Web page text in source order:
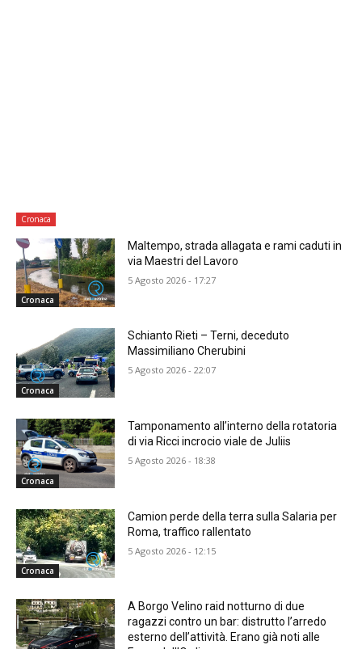
Cronaca
Cronaca
Maltempo, strada allagata e rami caduti in
via Maestri del Lavoro
5 Agosto 2026 - 17:27
Cronaca
Schianto Rieti – Terni, deceduto
Massimiliano Cherubini
5 Agosto 2026 - 22:07
Cronaca
Tamponamento all’interno della rotatoria
di via Ricci incrocio viale de Juliis
5 Agosto 2026 - 18:38
Cronaca
Camion perde della terra sulla Salaria per
Roma, traffico rallentato
5 Agosto 2026 - 12:15
A Borgo Velino raid notturno di due
ragazzi contro un bar: distrutto l’arredo
esterno dell’attività. Erano già noti alle